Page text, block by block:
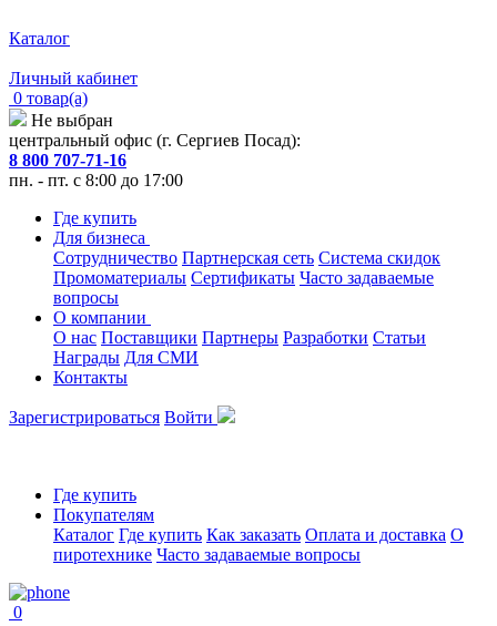
Каталог
Личный кабинет
0 товар(а)
Не выбран
центральный офис (г. Сергиев Посад):
8 800 707-71-16
пн. - пт. с 8:00 до 17:00
Где купить
Для бизнеса
Сотрудничество Партнерская сеть Система скидок
Промоматериалы Сертификаты Часто задаваемые
вопросы
О компании
О нас Поставщики Партнеры Разработки Статьи
Награды Для СМИ
Контакты
Зарегистрироваться Войти
Где купить
Покупателям
Каталог Где купить Как заказать Оплата и доставка О
пиротехнике Часто задаваемые вопросы
0